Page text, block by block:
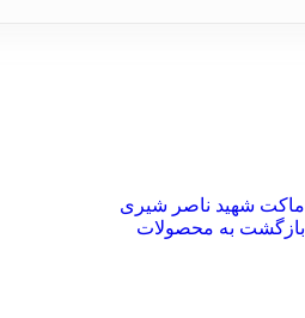
ماکت شهید ناصر شیری
بازگشت به محصولات